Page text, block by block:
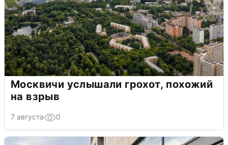
Москвичи услышали грохот, похожий
на взрыв
7 августа 0